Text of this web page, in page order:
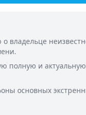
владельце
полную и
основных